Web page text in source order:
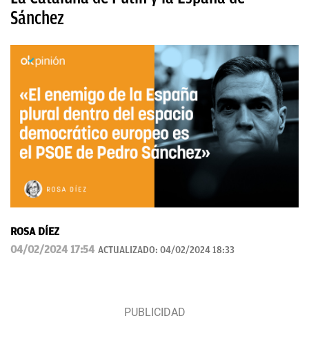
Sánchez
ROSA DÍEZ
04/02/2024 17:54 ACTUALIZADO: 04/02/2024 18:33